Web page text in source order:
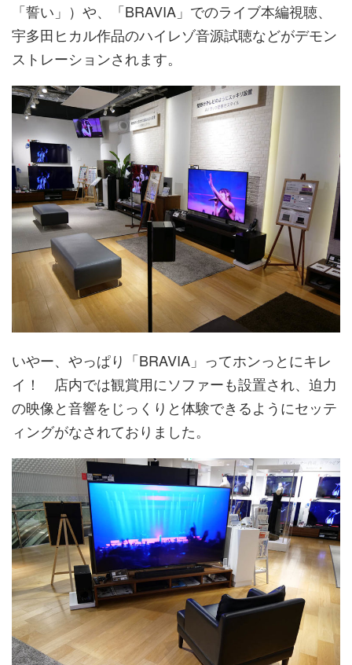
「誓い」）や、「BRAVIA」でのライブ本編視聴、
宇多田ヒカル作品のハイレゾ音源試聴などがデモン
ストレーションされます。
いやー、やっぱり「BRAVIA」ってホンっとにキレ
イ！ 店内では観賞用にソファーも設置され、迫力
の映像と音響をじっくりと体験できるようにセッテ
ィングがなされておりました。